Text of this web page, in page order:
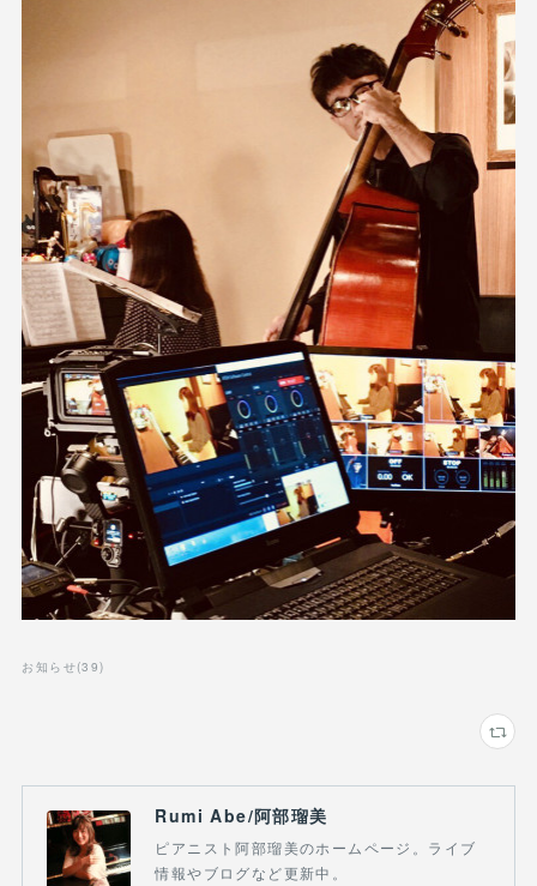
お知らせ(39)
Rumi Abe/阿部瑠美
ピアニスト阿部瑠美のホームページ。ライブ
情報やブログなど更新中。